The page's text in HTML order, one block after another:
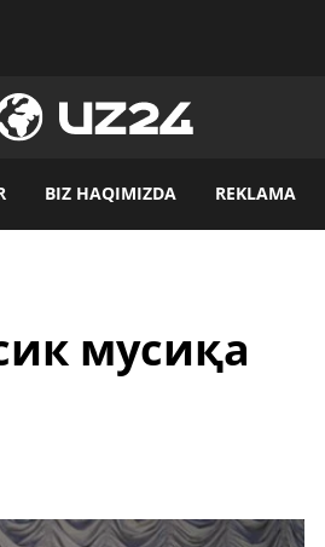
BIZ HAQIMIZDA REKLAMA
мусиқа